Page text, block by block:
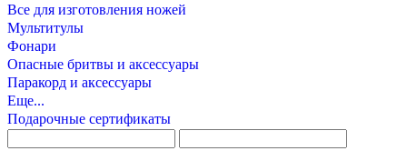
Все для изготовления ножей
Мультитулы
Фонари
Опасные бритвы и аксессуары
Паракорд и аксессуары
Еще...
Подарочные сертификаты